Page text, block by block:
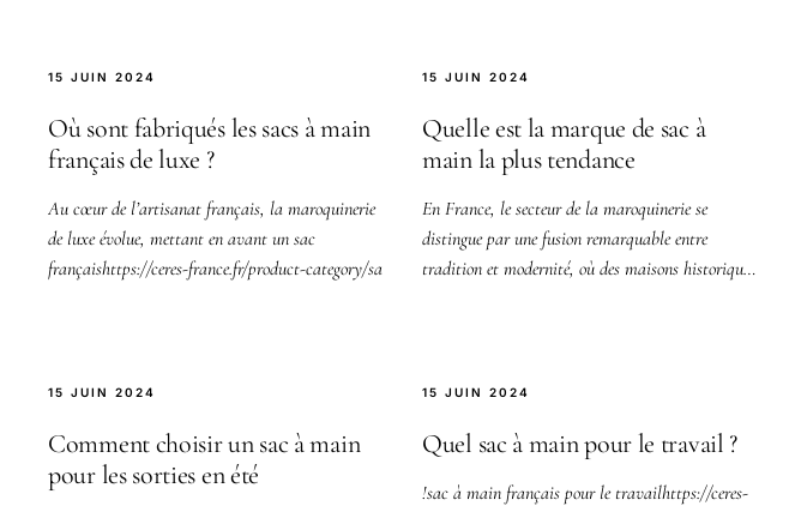
15 JUIN 2024
Où sont fabriqués les sacs à main
français de luxe ?
Au cœur de l’artisanat français, la maroquinerie
de luxe évolue, mettant en avant un sac
françaishttps://ceres-france.fr/product-category/sa
15 JUIN 2024
Quelle est la marque de sac à
main la plus tendance
En France, le secteur de la maroquinerie se
distingue par une fusion remarquable entre
tradition et modernité, où des maisons historiques
15 JUIN 2024
Comment choisir un sac à main
pour les sorties en été
15 JUIN 2024
Quel sac à main pour le travail ?
!sac à main français pour le travailhttps://ceres-